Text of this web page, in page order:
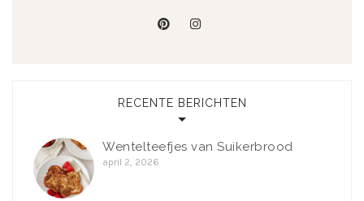
RECENTE BERICHTEN
Wentelteefjes van Suikerbrood
april 2, 2026